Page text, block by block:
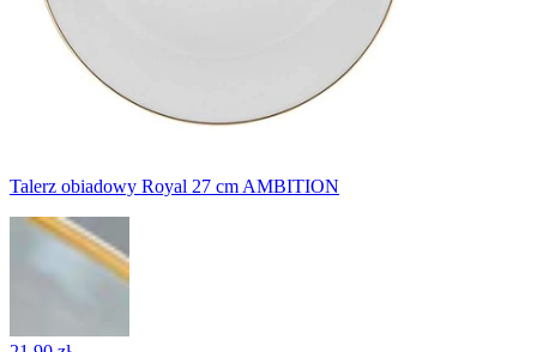
Talerz obiadowy Royal 27 cm AMBITION